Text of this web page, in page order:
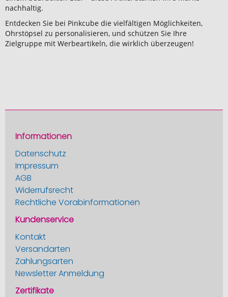
nachhaltig.
Entdecken Sie bei Pinkcube die vielfältigen Möglichkeiten,
Ohrstöpsel zu personalisieren, und schützen Sie Ihre
Zielgruppe mit Werbeartikeln, die wirklich überzeugen!
Informationen
Datenschutz
Impressum
AGB
Widerrufsrecht
Rechtliche Vorabinformationen
Kundenservice
Kontakt
Versandarten
Zahlungsarten
Newsletter Anmeldung
Zertifikate